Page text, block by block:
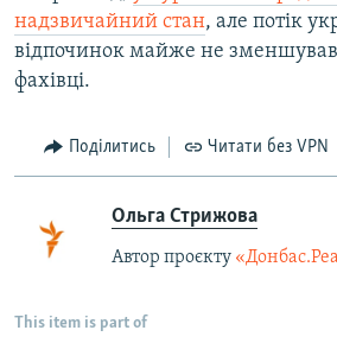
надзвичайний стан, але потік
відпочинок майже не
фахівці.
Поділитись Читати без VPN
Ольга Стрижова
Автор проєкту
This item is part of